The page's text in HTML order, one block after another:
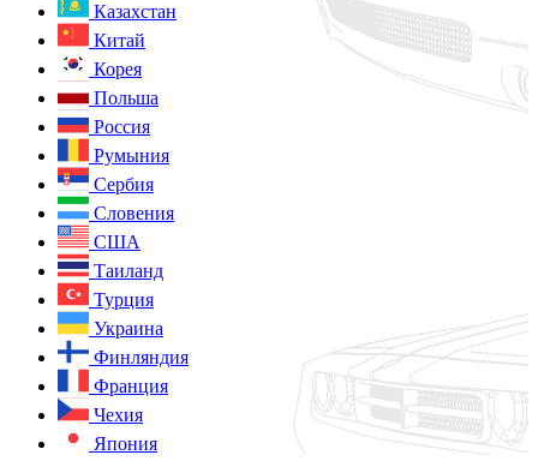
Казахстан
Китай
Корея
Польша
Россия
Румыния
Сербия
Словения
США
Таиланд
Турция
Украина
Финляндия
Франция
Чехия
Япония